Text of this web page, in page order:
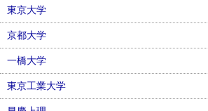
東京大学
京都大学
一橋大学
東京工業大学